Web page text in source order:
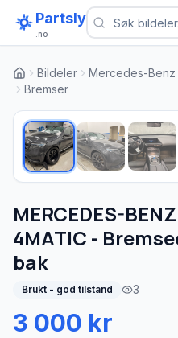
Partsly
.no
Bildeler Mercedes-Benz
Bremser
MERCEDES-
4MATIC -
bak
Brukt - god tilstand 3
3 000 kr